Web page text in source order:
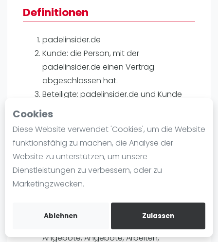
Cookies
Diese Website verwendet 'Cookies', um die Website
funktionsfähig zu machen, die Analyse der
Website zu unterstützen, um unsere
Dienstleistungen zu verbessern, oder zu
Marketingzwecken.
Ablehnen Zulassen
Playtomic
Ranking
Männer
Frauen
FIP Männer
FIP Frauen
Blog
Die Geschichte von Padel
Regeln und Punktzählung
Padel Schläge
Video
Definitionen
padelinsider.de
Kunde: die Person, mit der
padelinsider.de einen Vertrag
abgeschlossen hat.
Beteiligte: padelinsider.de und Kunde
Einzelperson ist und als Privatperson ;
Person handelt.
Geltung der Allgemeinen
Geschäftsbedingungen
Diese Allgemeinen
Angebote, Angebote, Arbeiten,